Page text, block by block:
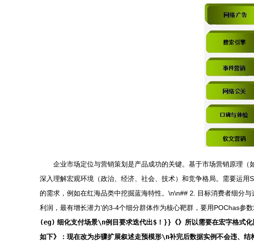
企业市场定位与营销策划是产品成功的关键。基于市场营销原理
深入理解宏观环境（政治、经济、社会、技术）和竞争格局。需要运
的需求，例如在红海品类中挖掘蓝海特性。\n\n## 2. 目标消费者细分与
利润，最有增长潜力'的3-4个细分群体作为核心靶群，要用POChas参数
(eg) 细化支付场景\n例目要求迭代出$！}}《》所以需要在宏字格式化
如下》：现在改为步骤扩展叙述走预模形\n补完后数据实例不会违